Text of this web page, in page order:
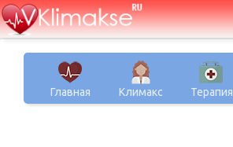
Главная Климакс Терапия